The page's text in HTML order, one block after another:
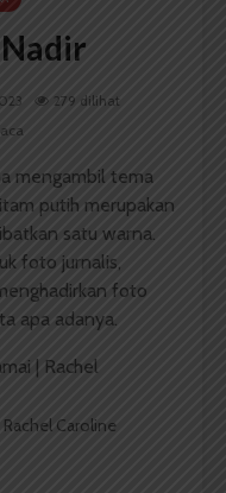
279 dilihat
mengambil tema
putih merupakan
satu warna.
foto jurnalis,
foto
apa adanya.
Caroline